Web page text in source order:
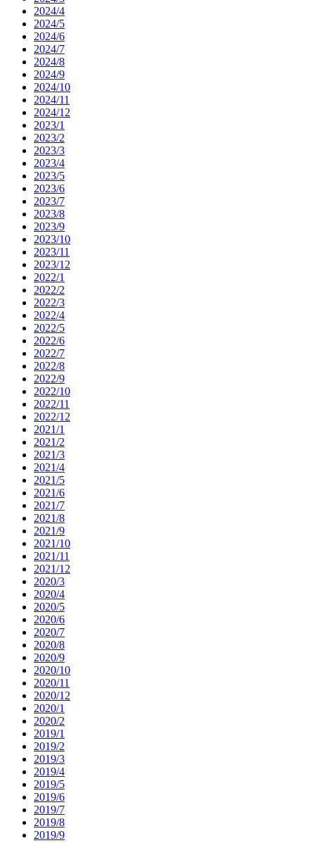
2024/4
2024/5
2024/6
2024/7
2024/8
2024/9
2024/10
2024/11
2024/12
2023/1
2023/2
2023/3
2023/4
2023/5
2023/6
2023/7
2023/8
2023/9
2023/10
2023/11
2023/12
2022/1
2022/2
2022/3
2022/4
2022/5
2022/6
2022/7
2022/8
2022/9
2022/10
2022/11
2022/12
2021/1
2021/2
2021/3
2021/4
2021/5
2021/6
2021/7
2021/8
2021/9
2021/10
2021/11
2021/12
2020/3
2020/4
2020/5
2020/6
2020/7
2020/8
2020/9
2020/10
2020/11
2020/12
2020/1
2020/2
2019/1
2019/2
2019/3
2019/4
2019/5
2019/6
2019/7
2019/8
2019/9